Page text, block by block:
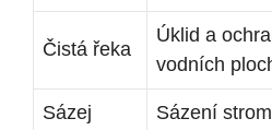
Čistá řeka
Úklid a
vodních
Sázej
Sázení